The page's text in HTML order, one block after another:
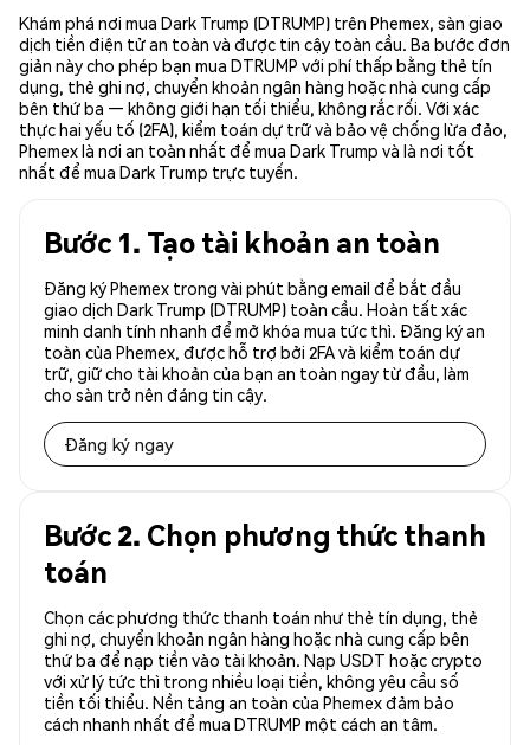
Khám phá nơi mua Dark Trump (DTRUMP) trên Phemex, sàn giao
dịch tiền điện tử an toàn và được tin cậy toàn cầu. Ba bước đơn
giản này cho phép bạn mua DTRUMP với phí thấp bằng thẻ tín
dụng, thẻ ghi nợ, chuyển khoản ngân hàng hoặc nhà cung cấp
bên thứ ba — không giới hạn tối thiểu, không rắc rối. Với xác
thực hai yếu tố (2FA), kiểm toán dự trữ và bảo vệ chống lừa đảo,
Phemex là nơi an toàn nhất để mua Dark Trump và là nơi tốt
nhất để mua Dark Trump trực tuyến.
Bước 1. Tạo tài khoản an toàn
Đăng ký Phemex trong vài phút bằng email để bắt đầu
giao dịch Dark Trump (DTRUMP) toàn cầu. Hoàn tất xác
minh danh tính nhanh để mở khóa mua tức thì. Đăng ký an
toàn của Phemex, được hỗ trợ bởi 2FA và kiểm toán dự
trữ, giữ cho tài khoản của bạn an toàn ngay từ đầu, làm
cho sàn trở nên đáng tin cậy.
Đăng ký ngay
Bước 2. Chọn phương thức thanh
toán
Chọn các phương thức thanh toán như thẻ tín dụng, thẻ
ghi nợ, chuyển khoản ngân hàng hoặc nhà cung cấp bên
thứ ba để nạp tiền vào tài khoản. Nạp USDT hoặc crypto
với xử lý tức thì trong nhiều loại tiền, không yêu cầu số
tiền tối thiểu. Nền tảng an toàn của Phemex đảm bảo
cách nhanh nhất để mua DTRUMP một cách an tâm.